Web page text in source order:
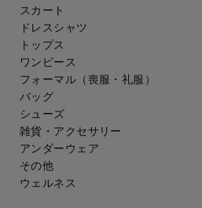
スカート
ドレスシャツ
トップス
ワンピース
フォーマル（喪服・礼服）
バッグ
シューズ
雑貨・アクセサリー
アンダーウェア
その他
ウェルネス